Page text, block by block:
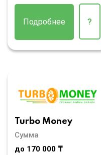
Подробнее ?
Turbo Money
Сумма
до 170 000 ₸